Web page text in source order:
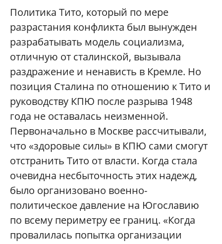
Политика Тито, который по мере
разрастания конфликта был вынужден
разрабатывать модель социализма,
отличную от сталинской, вызывала
раздражение и ненависть в Кремле. Но
позиция Сталина по отношению к Тито и
руководству КПЮ после разрыва 1948
года не оставалась неизменной.
Первоначально в Москве рассчитывали,
что «здоровые силы» в КПЮ сами смогут
отстранить Тито от власти. Когда стала
очевидна несбыточность этих надежд,
было организовано военно-
политическое давление на Югославию
по всему периметру ее границ. «Когда
провалилась попытка организации